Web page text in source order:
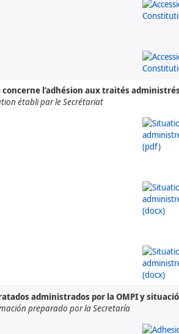
l’adhésion aux traités
établi par le Secrétariat
administrados por la OMPI y
preparado por la Secretaría